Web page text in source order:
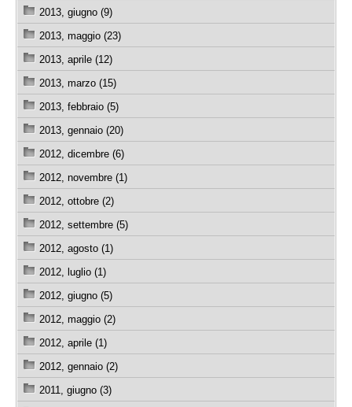
2013, giugno (9)
2013, maggio (23)
2013, aprile (12)
2013, marzo (15)
2013, febbraio (5)
2013, gennaio (20)
2012, dicembre (6)
2012, novembre (1)
2012, ottobre (2)
2012, settembre (5)
2012, agosto (1)
2012, luglio (1)
2012, giugno (5)
2012, maggio (2)
2012, aprile (1)
2012, gennaio (2)
2011, giugno (3)